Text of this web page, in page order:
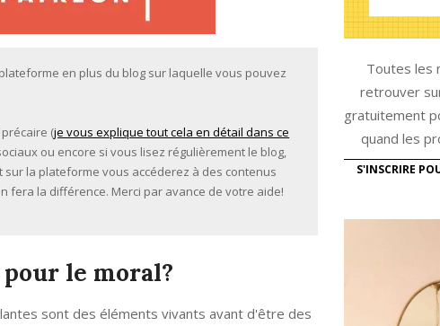
en plus du blog sur laquelle vous pouvez
(je vous explique tout cela en détail dans ce
ou encore si vous lisez régulièrement le blog,
la plateforme vous accéderez à des contenus
fera la différence. Merci par avance de votre aide!
le moral?
sont des éléments vivants avant d'être des
Toutes les
retrouver
gratuitement
quand les
S'INSCRIRE